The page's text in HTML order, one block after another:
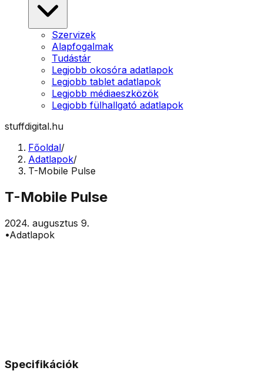
Szervizek
Alapfogalmak
Tudástár
Legjobb okosóra adatlapok
Legjobb tablet adatlapok
Legjobb médiaeszközök
Legjobb fülhallgató adatlapok
stuffdigital.hu
Főoldal/
Adatlapok/
T-Mobile Pulse
T-Mobile Pulse
2024. augusztus 9.
•Adatlapok
Specifikációk